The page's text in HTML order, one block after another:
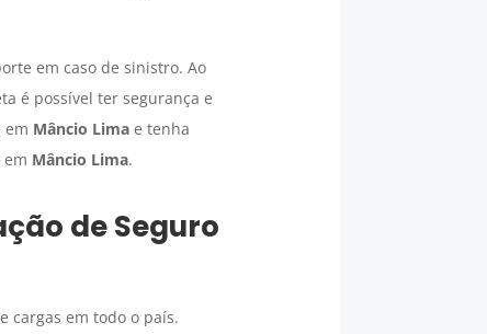
em caso de sinistro. Ao
é possível ter segurança e
em Mâncio Limae tenha
em Mâncio Lima.
deSeguro
em todo o país.